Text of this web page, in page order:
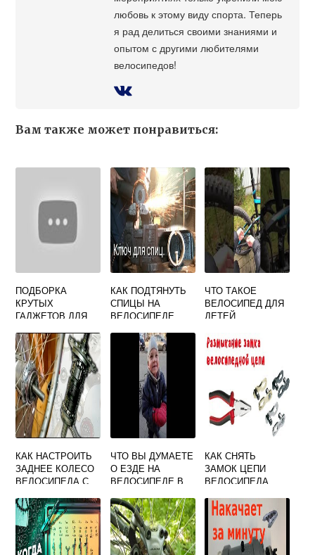
любовь к этому виду спорта. Теперь
я рад делиться своими знаниями и
опытом с другими любителями
велосипедов!
Вам также может понравиться:
ПОДБОРКА
КРУТЫХ
ГАДЖЕТОВ ДЛЯ
КАК ПОДТЯНУТЬ
СПИЦЫ НА
ВЕЛОСИПЕДЕ
САМОМУ
ЧТО ТАКОЕ
ВЕЛОСИПЕД ДЛЯ
ДЕТЕЙ
КАК НАСТРОИТЬ
ЗАДНЕЕ КОЛЕСО
ВЕЛОСИПЕДА С
ТОРМОЗОМ
ЧТО ВЫ ДУМАЕТЕ
О ЕЗДЕ НА
ВЕЛОСИПЕДЕ В
КАК СНЯТЬ
ЗАМОК ЦЕПИ
ВЕЛОСИПЕДА